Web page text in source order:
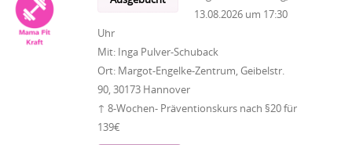
13.08.2026 um 17:30
Uhr
Mit: Inga Pulver-Schuback
Ort: Margot-Engelke-Zentrum, Geibelstr.
90, 30173 Hannover
↑ 8-Wochen- Präventionskurs nach §20 für
139€